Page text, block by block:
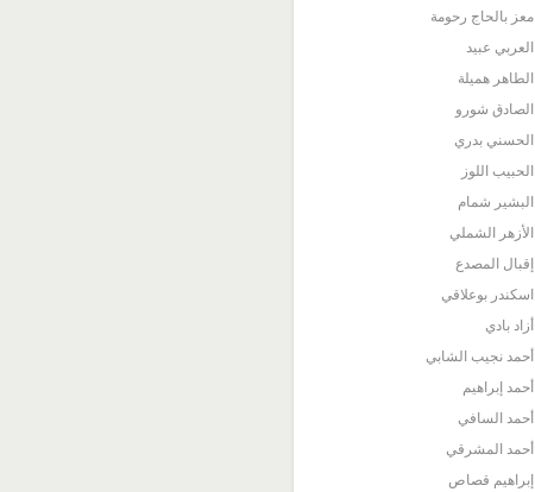
معز بالحاج رحومة
العربي عبيد
الطاهر هميلة
الصادق شورو
الحسني بدري
الحبيب اللوز
البشير شمام
الأزهر الشملي
إقبال المصدع
اسكندر بوعلاقي
أزاد بادي
أحمد نجيب الشابي
أحمد إبراهيم
أحمد السافي
أحمد المشرقي
إبراهيم قصاص